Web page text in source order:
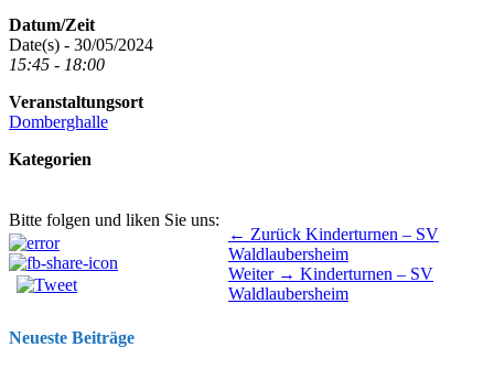
Datum/Zeit
Date(s) - 30/05/2024
15:45 - 18:00
Veranstaltungsort
Domberghalle
Kategorien
Bitte folgen und liken Sie uns:
Beitragsnavigation ← Zurück Vorhergehender
Beitrag:
Kinderturnen – SV
Waldlaubersheim
Weiter → Nächster
Beitrag:
Kinderturnen – SV
Waldlaubersheim
Neueste Beiträge